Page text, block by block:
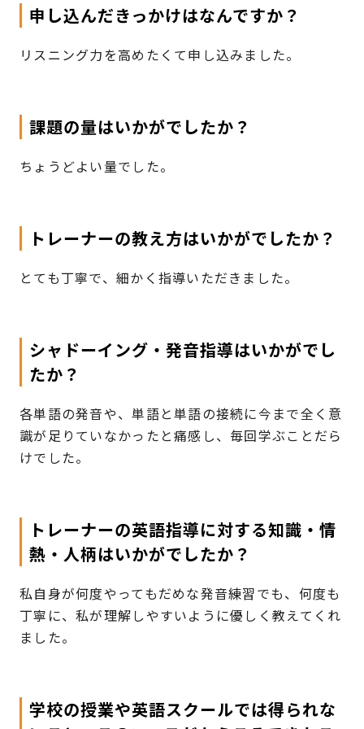
申し込んだきっかけはなんですか？
リスニング力を高めたくて申し込みました。
課題の量はいかがでしたか？
ちょうどよい量でした。
トレーナーの教え方はいかがでしたか？
とても丁寧で、細かく指導いただきました。
シャドーイング・発音指導はいかがでし
たか？
各単語の発音や、単語と単語の接続に今まで全く意
識が足りていなかったと痛感し、毎回学ぶことだら
けでした。
トレーナーの英語指導に対する知識・情
熱・人柄はいかがでしたか？
私自身が何度やってもだめな発音練習でも、何度も
丁寧に、私が理解しやすいように優しく教えてくれ
ました。
学校の授業や英語スクールでは得られな